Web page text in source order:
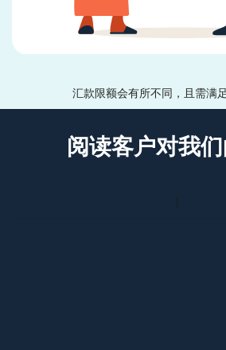
汇款限额会有所不同，且需满
阅读客户对我